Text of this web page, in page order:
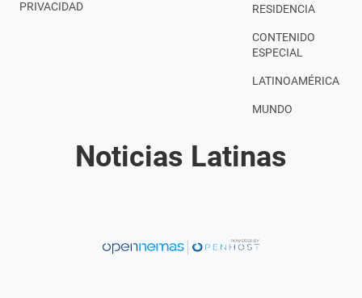
PRIVACIDAD
RESIDENCIA
CONTENIDO
ESPECIAL
LATINOAMÉRICA
MUNDO
Noticias Latinas